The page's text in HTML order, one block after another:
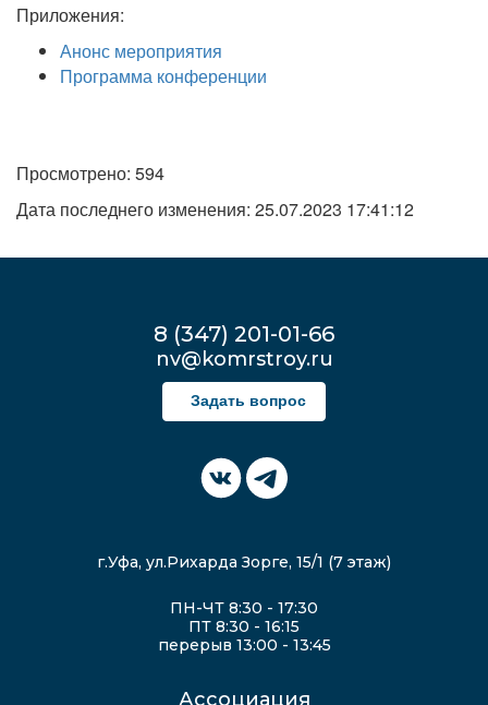
Приложения:
Анонс мероприятия
Программа конференции
Просмотрено: 594
Дата последнего изменения: 25.07.2023 17:41:12
8 (347) 201-01-66
nv@komrstroy.ru
Задать вопрос
г.Уфа, ул.Рихарда Зорге, 15/1 (7 этаж)
ПН-ЧТ 8:30 - 17:30
ПТ 8:30 - 16:15
перерыв 13:00 - 13:45
Ассоциация